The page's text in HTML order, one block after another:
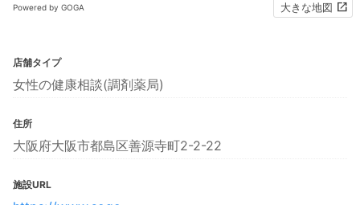
Powered by GOGA 大きな地図
店舗タイプ
女性の健康相談(調剤薬局)
住所
大阪府大阪市都島区善源寺町2-2-22
施設URL